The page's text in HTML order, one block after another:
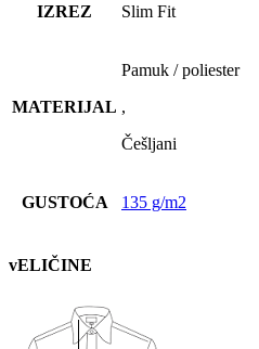
IZREZ Slim Fit
MATERIJAL
Pamuk / poliester
,
Češljani
GUSTOĆA 135 g/m2
vELIČINE